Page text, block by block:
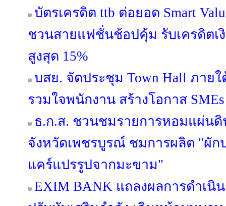
บัตรเครดิต ttb ต่อยอด Smart
ชวนสายแฟชั่นช้อปคุ้ม รับเครดิตเ
สูงสุด 15%
บสย. จัดประชุม Town Hall ภายใ
รวมใจพนักงาน สร้างโอกาส
ธ.ก.ส. ชวนชมรายการหอมแผ่นดิ
จังหวัดเพชรบูรณ์ ชมการผลิต "ผัก
แคร์แปรรูปจากมะขาม"
EXIM BANK แถลงผลการดำเนิ